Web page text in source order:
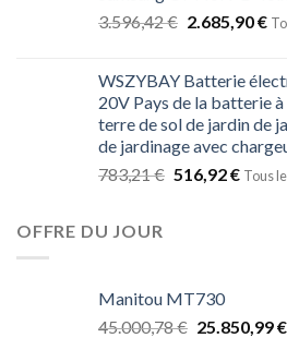
3.596,42€ 2.685,90€
WSZYBAY Batterie
20V Pays de la batterie
terre de sol de jardin de
de jardinage avec
783,21€ 516,92€ Tous
OFFRE DU JOUR
Manitou MT730
45.000,78€ 25.850,99€